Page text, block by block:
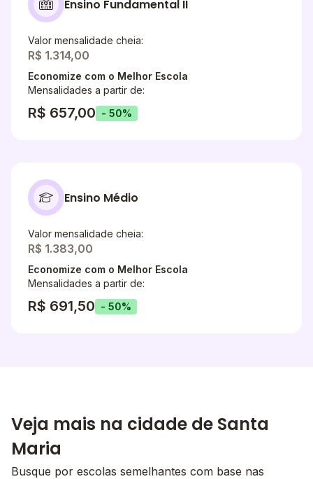
Ensino Fundamental II
Valor mensalidade cheia:
R$ 1.314,00
Economize com o Melhor Escola
Mensalidades a partir de:
R$ 657,00 - 50%
Ensino Médio
Valor mensalidade cheia:
R$ 1.383,00
Economize com o Melhor Escola
Mensalidades a partir de:
R$ 691,50 - 50%
Veja mais na cidade de Santa
Maria
Busque por escolas semelhantes com base nas